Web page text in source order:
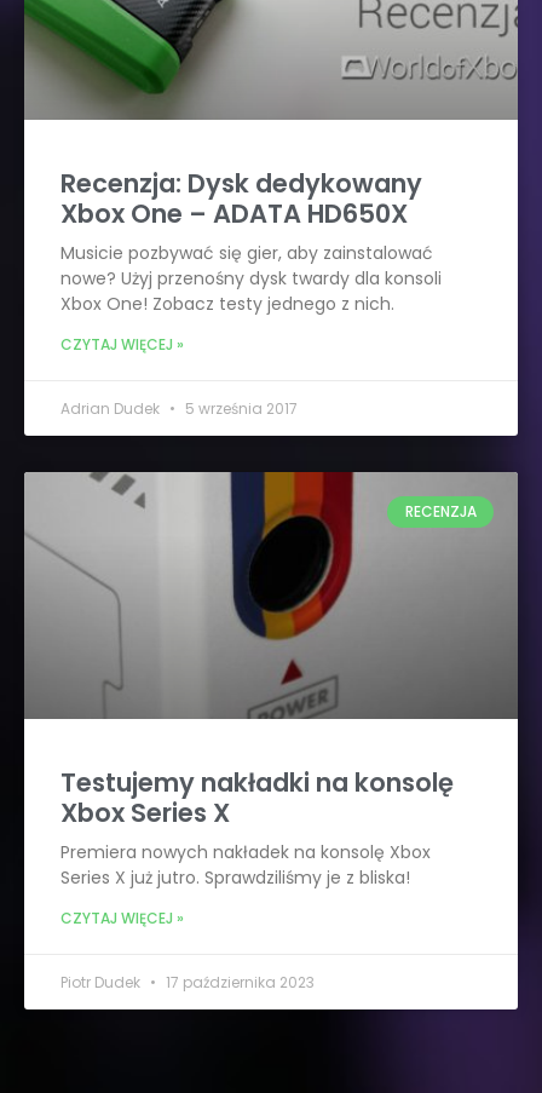
Recenzja: Dysk dedykowany
Xbox One – ADATA HD650X
Musicie pozbywać się gier, aby zainstalować
nowe? Użyj przenośny dysk twardy dla konsoli
Xbox One! Zobacz testy jednego z nich.
CZYTAJ WIĘCEJ »
Adrian Dudek 5 września 2017
RECENZJA
Testujemy nakładki na konsolę
Xbox Series X
Premiera nowych nakładek na konsolę Xbox
Series X już jutro. Sprawdziliśmy je z bliska!
CZYTAJ WIĘCEJ »
Piotr Dudek 17 października 2023